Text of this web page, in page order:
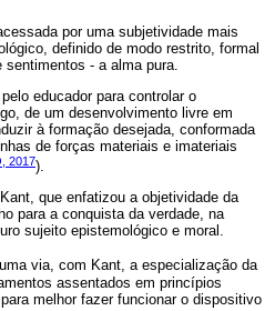
por uma subjetividade mais
definido de modo restrito, formal
- a alma pura.
educador para controlar o
de um desenvolvimento livre em
à formação desejada, conformada
de forças materiais e imateriais
2017).
que enfatizou a objetividade da
para a conquista da verdade, na
sujeito epistemológico e moral.
via, com Kant, a especialização da
assentados em princípios
melhor fazer funcionar o dispositivo